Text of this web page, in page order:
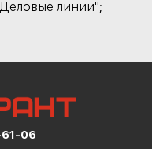
линии";
06